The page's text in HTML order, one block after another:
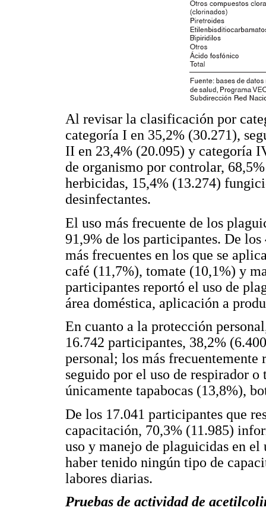
Al revisar la clasificación por
categoría I en 35,2% (30.271),
II en 23,4% (20.095) y categoría
de organismo por controlar,
herbicidas, 15,4% (13.274)
desinfectantes.
El uso más frecuente de los
91,9% de los participantes. De
más frecuentes en los que se
café (11,7%), tomate (10,1%) y
participantes reportó el uso de
área doméstica, aplicación a
En cuanto a la protección
16.742 participantes, 38,2%
personal; los más
seguido por el uso de respirador
únicamente tapabocas (13,8%),
De los 17.041 participantes que
capacitación, 70,3% (11.985)
uso y manejo de plaguicidas en
haber tenido ningún tipo de
labores diarias.
Pruebas de actividad de